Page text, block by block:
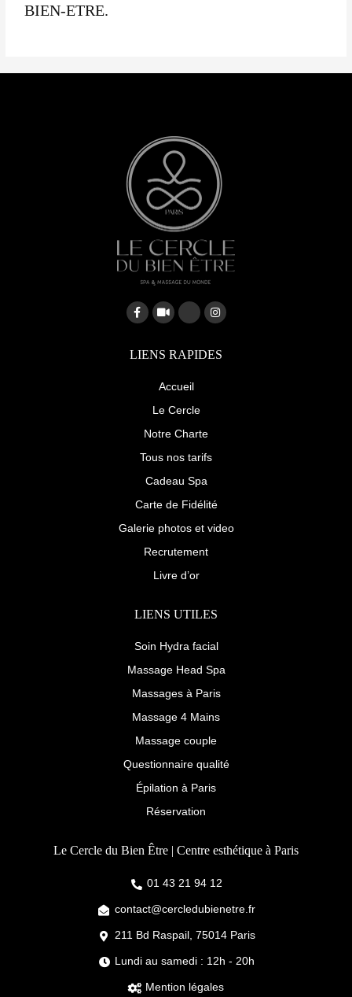
BIEN-ETRE.
F
a
b
o
V
i
o
G
l
e
p
l
u
s
g
I
n
a
g
LIENS RAPIDES
Accueil
Le Cercle
Notre Charte
Tous nos tarifs
Cadeau Spa
Carte de Fidélité
Galerie photos et video
Recrutement
Livre d’or
LIENS UTILES
Soin Hydra facial
Massage Head Spa
Massages à Paris
Massage 4 Mains
Massage couple
Questionnaire qualité
Épilation à Paris
Réservation
Le Cercle du Bien Être | Centre esthétique à Paris
01 43 21 94 12
contact@cercledubienetre.fr
211 Bd Raspail, 75014 Paris
Lundi au samedi : 12h - 20h
Mention légales